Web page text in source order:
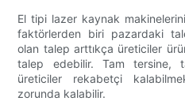
El tipi lazer kaynak
faktörlerden biri pazardaki
olan talep arttıkça üreticiler
talep edebilir. Tam tersine,
üreticiler rekabetçi
zorunda kalabilir.